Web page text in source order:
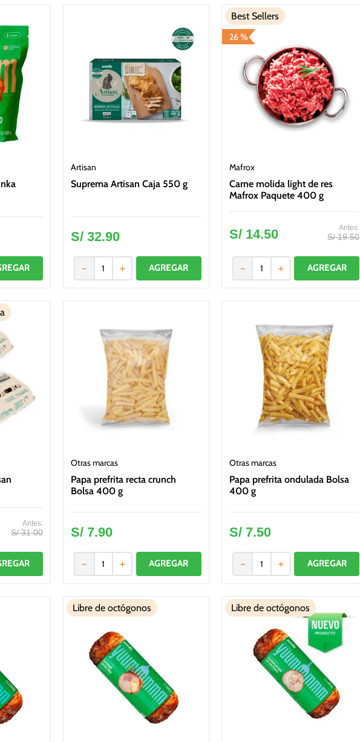
Artisan
Suprema Artisan Caja 550 g
S/ 32.90
＋
－
26 %
Best Sellers
Mafrox
Carne molida light de res
Mafrox Paquete 400 g
S/ 19.50
S/ 14.50
＋
－
S/ 31.00
Otras marcas
Papa prefrita recta crunch
Bolsa 400 g
S/ 7.90
＋
－
Otras marcas
Papa prefrita ondulada Bolsa
400 g
S/ 7.50
＋
－
Libre de octógonos Libre de octógonos